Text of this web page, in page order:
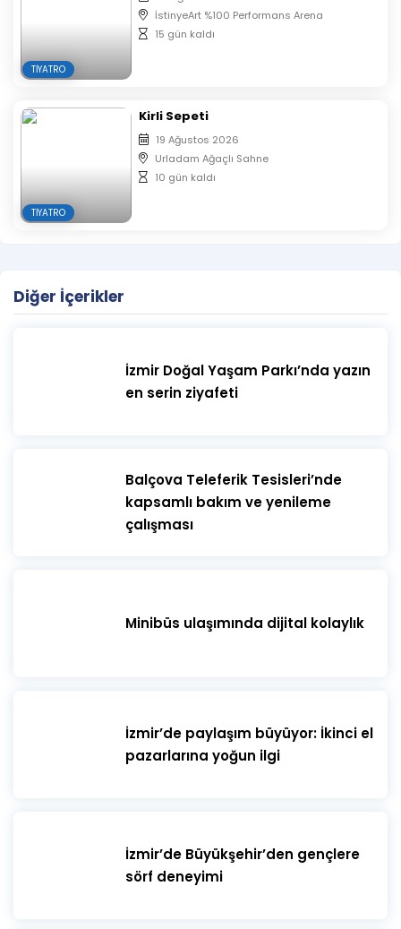
TIYATRO
İstinyeArt %100 Performans Arena
15 gün kaldı
TIYATRO
Kirli Sepeti
19 Ağustos 2026
Urladam Ağaçlı Sahne
10 gün kaldı
Diğer İçerikler
İzmir Doğal Yaşam Parkı’nda yazın
en serin ziyafeti
​Balçova Teleferik Tesisleri’nde
kapsamlı bakım ve yenileme
çalışması
Minibüs ulaşımında dijital kolaylık
İzmir’de paylaşım büyüyor: İkinci el
pazarlarına yoğun ilgi
İzmir’de Büyükşehir’den gençlere
sörf deneyimi